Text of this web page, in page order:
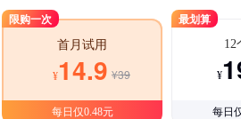
限购一次
首月试用
¥14.9 ¥39
每日仅0.48元
最划算
12
¥
每日